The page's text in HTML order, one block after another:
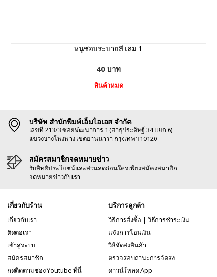
หนูชอบระบายสี เล่ม 1
40 บาท
สินค้าหมด
บริษัท สำนักพิมพ์เอ็มไอเอส จำกัด
เลขที่ 213/3 ซอยพัฒนาการ 1 (สาธุประดิษฐ์ 34 แยก 6)
แขวงบางโพงพาง เขตยานนาวา กรุงเทพฯ 10120
สมัครสมาชิกจดหมายข่าว
รับสิทธิประโยชน์และส่วนลดก่อนใครเพียงสมัครสมาชิก
จดหมายข่าวกับเรา
เกี่ยวกับร้าน
เกี่ยวกับเรา
ติดต่อเรา
เข้าสู่ระบบ
สมัครสมาชิก
กดติดตามช่อง Youtube ที่นี่
บริการลูกค้า
วิธีการสั่งซื้อ | วิธีการชำระเงิน
แจ้งการโอนเงิน
วิธีจัดส่งสินค้า
ตรวจสอบถานะการจัดส่ง
ดาวน์โหลด App